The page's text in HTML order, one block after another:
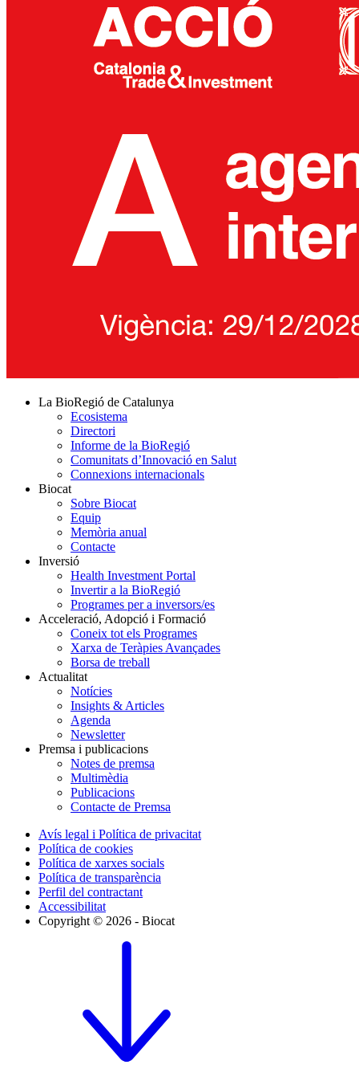
La BioRegió de Catalunya
Ecosistema
Directori
Informe de la BioRegió
Comunitats d’Innovació en Salut
Connexions internacionals
Biocat
Sobre Biocat
Equip
Memòria anual
Contacte
Inversió
Health Investment Portal
Invertir a la BioRegió
Programes per a inversors/es
Acceleració, Adopció i Formació
Coneix tot els Programes
Xarxa de Teràpies Avançades
Borsa de treball
Actualitat
Notícies
Insights & Articles
Agenda
Newsletter
Premsa i publicacions
Notes de premsa
Multimèdia
Publicacions
Contacte de Premsa
Avís legal i Política de privacitat
Política de cookies
Política de xarxes socials
Política de transparència
Perfil del contractant
Accessibilitat
Copyright © 2026 - Biocat